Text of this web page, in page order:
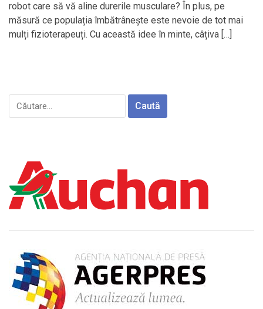
robot care să vă aline durerile musculare? În plus, pe
măsură ce populația îmbătrânește este nevoie de tot mai
mulți fizioterapeuți. Cu această idee în minte, câțiva […]
Caută
după: